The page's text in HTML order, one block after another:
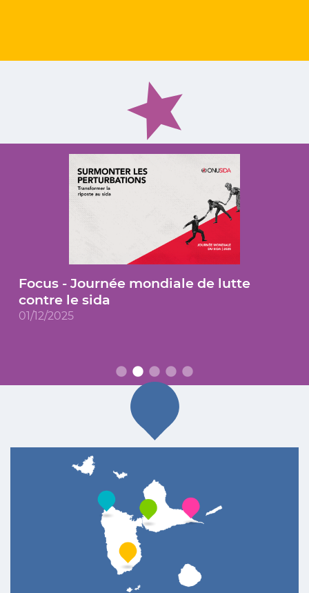
Focus - Journée mondiale de lutte
contre le sida
01/12/2025